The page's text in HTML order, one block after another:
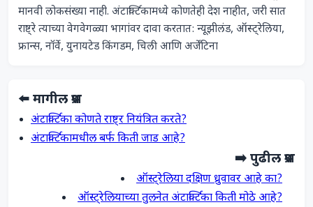
मानवी लोकसंख्या नाही. अंटार्क्टिकामध्ये कोणतेही देश नाहीत, जरी सात
राष्ट्रे त्याच्या वेगवेगळ्या भागांवर दावा करतात: न्यूझीलंड, ऑस्ट्रेलिया,
फ्रान्स, नॉर्वे, युनायटेड किंगडम, चिली आणि अर्जेंटिना
⬅️ मागील प्रश्न
अंटार्क्टिका कोणते राष्ट्र नियंत्रित करते?
अंटार्क्टिकामधील बर्फ किती जाड आहे?
➡️ पुढील प्रश्न
ऑस्ट्रेलिया दक्षिण ध्रुवावर आहे का?
ऑस्ट्रेलियाच्या तुलनेत अंटार्क्टिका किती मोठे आहे?